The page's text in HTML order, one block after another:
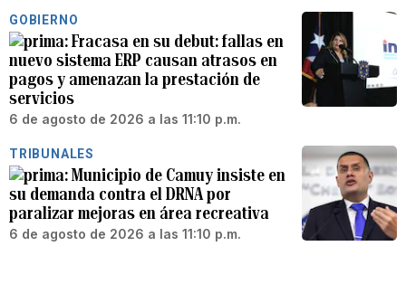
GOBIERNO
Fracasa en su debut: fallas en
nuevo sistema ERP causan atrasos en
pagos y amenazan la prestación de
servicios
6 de agosto de 2026 a las 11:10 p.m.
TRIBUNALES
Municipio de Camuy insiste en
su demanda contra el DRNA por
paralizar mejoras en área recreativa
6 de agosto de 2026 a las 11:10 p.m.